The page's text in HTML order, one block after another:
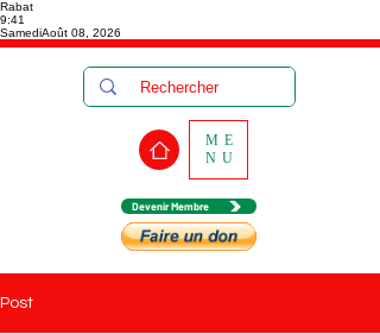
Rabat
9:41
SamediAoût 08, 2026
Devenir Membre
ME
NU
Post